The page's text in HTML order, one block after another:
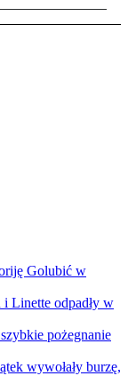
Golubić w
Linette odpadły w
pożegnanie
wywołały burzę,